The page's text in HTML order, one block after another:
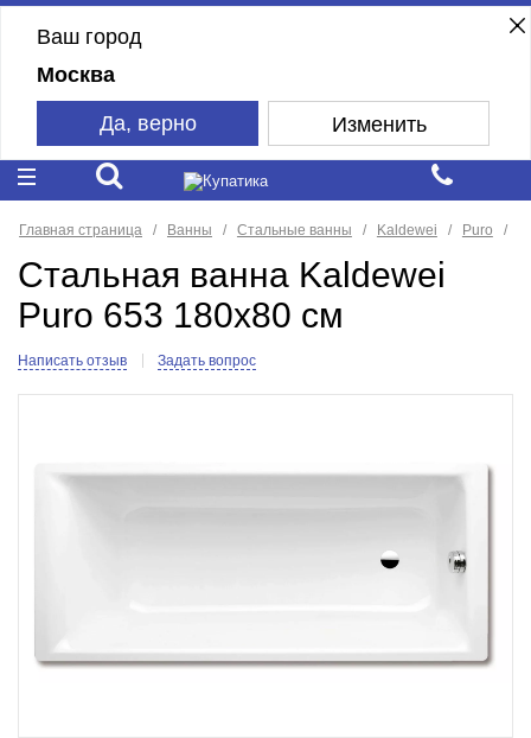
Ваш город
Москва
Да, верно Изменить
Главная страница Ванны Стальные ванны Kaldewei Puro
Стальная ванна Kaldewei
Puro 653 180x80 см
Написать отзыв Задать вопрос